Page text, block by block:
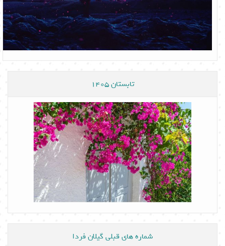
تابستان 1405
شماره های قبلی گیلان فردا